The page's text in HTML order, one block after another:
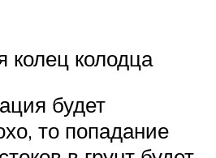
колец колодца
будет
то попадание